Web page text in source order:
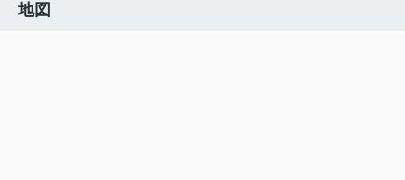
地図